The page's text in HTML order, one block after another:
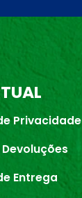
Privacidade
Entrega